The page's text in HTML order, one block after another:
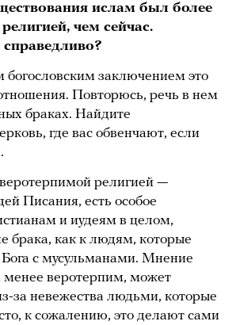
ислам был более
чем сейчас.
богословским заключением это
Повторюсь, речь в нем
браках. Найдите
где вас обвенчают, если
религией —
Писания, есть особое
и иудеям в целом,
брака, как к людям, которые
Бога с мусульманами. Мнение
менее веротерпим, может
за невежества людьми, которые
к сожалению, это делают сами